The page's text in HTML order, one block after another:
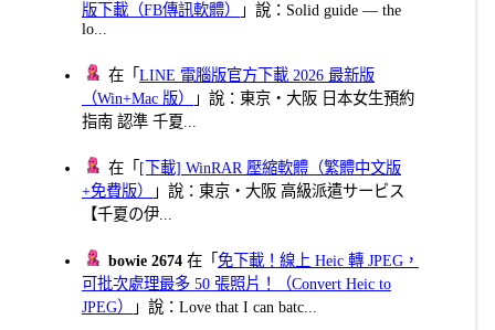
版下載（FB傳訊軟體）
」說：Solid guide — the
lo...
在「LINE 電腦版官方下載 2026 最新版
（Win+Mac 版）
」說：東京・大阪 日本女生預約
指南 認準 千夏...
在「 [下載] WinRAR 壓縮軟體（繁體中文版
+免費版）
」說：東京・大阪 高級派遣サービス
【千夏の伊...
bowie 2674 在「免下載！線上 Heic 轉 JPEG，
可批次處理最多 50 張照片！（Convert Heic to
JPEG）
」說：Love that I can batc...